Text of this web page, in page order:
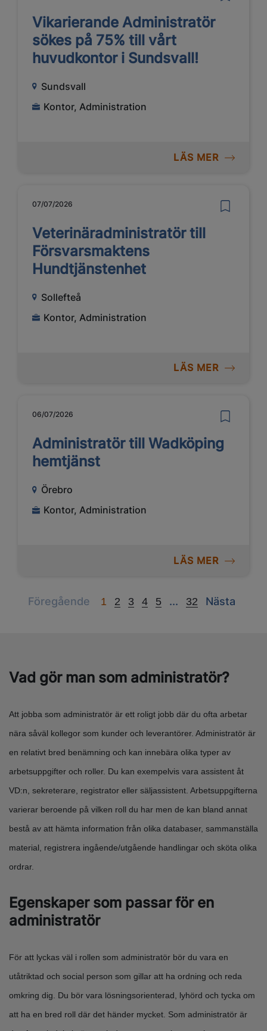
Vikarierande Administratör
sökes på 75% till vårt
huvudkontor i Sundsvall!
Sundsvall
Kontor, Administration
LÄS MER
07/07/2026
Veterinäradministratör till
Försvarsmaktens
Hundtjänstenhet
Sollefteå
Kontor, Administration
LÄS MER
06/07/2026
Administratör till Wadköping
hemtjänst
Örebro
Kontor, Administration
LÄS MER
Föregående Previous
1 2 3 4 5 ...
Next32 Nästa
Next
Vad gör man som administratör?
Att jobba som administratör är ett roligt jobb där du ofta arbetar
nära såväl kollegor som kunder och leverantörer. Administratör är
en relativt bred benämning och kan innebära olika typer av
arbetsuppgifter och roller. Du kan exempelvis vara assistent åt
VD:n, sekreterare, registrator eller säljassistent. Arbetsuppgifterna
varierar beroende på vilken roll du har men de kan bland annat
bestå av att hämta information från olika databaser, sammanställa
material, registrera ingående/utgående handlingar och sköta olika
ordrar.
Egenskaper som passar för en
administratör
För att lyckas väl i rollen som administratör bör du vara en
utåtriktad och social person som gillar att ha ordning och reda
omkring dig. Du bör vara lösningsorienterad, lyhörd och tycka om
att ha en bred roll där det händer mycket. Som administratör är